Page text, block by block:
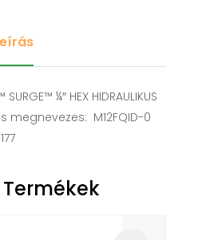
¼″ HEX HIDRAULIKUS
megnevezes: M12FQID-0